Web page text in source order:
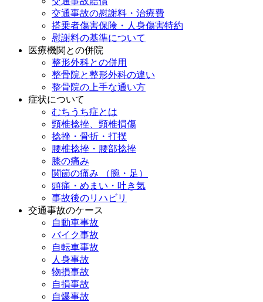
交通事故の慰謝料・治療費
搭乗者傷害保険・人身傷害特約
慰謝料の基準について
医療機関との併院
整形外科との併用
整骨院と整形外科の違い
整骨院の上手な通い方
症状について
むちうち症とは
頸椎捻挫、頸椎損傷
捻挫・骨折・打撲
腰椎捻挫・腰部捻挫
膝の痛み
関節の痛み （腕・足）
頭痛・めまい・吐き気
事故後のリハビリ
交通事故のケース
自動車事故
バイク事故
自転車事故
人身事故
物損事故
自損事故
自爆事故